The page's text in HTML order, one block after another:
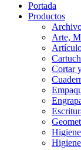
Portada
Productos
Arte,
Cortar